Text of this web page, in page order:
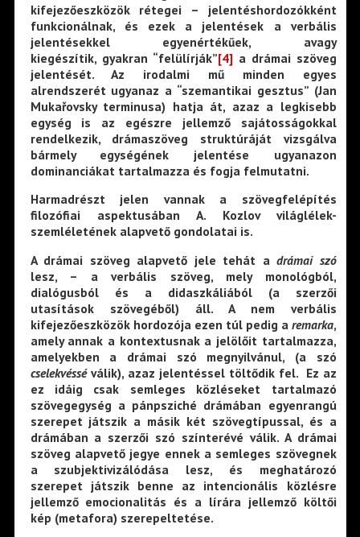
kifejezőeszközök rétegei – jelentéshordozókként
funkcionálnak, és ezek a jelentések a verbális
jelentésekkel egyenértékűek, avagy
kiegészítik, gyakran “felülírják”[4] a drámai szöveg
jelentését. Az irodalmi mű minden egyes
alrendszerét ugyanaz a “szemantikai gesztus” (Jan
Mukařovsky terminusa) hatja át, azaz a legkisebb
egység is az egészre jellemző sajátosságokkal
rendelkezik, drámaszöveg struktúráját vizsgálva
bármely egységének jelentése ugyanazon
dominanciákat tartalmazza és fogja felmutatni.
Harmadrészt jelen vannak a szövegfelépítés
filozófiai aspektusában A. Kozlov világlélek-
szemléletének alapvető gondolatai is.
A drámai szöveg alapvető jele tehát adrámai szó
lesz, – a verbális szöveg, mely monológból,
dialógusból és a didaszkáliából (a szerzői
utasítások szövegéből) áll. A nem verbális
kifejezőeszközök hordozója ezen túl pedig aremarka,
amely annak a kontextusnak a jelölőit tartalmazza,
amelyekben a drámai szó megnyilvánul, (a szó
cselekvéssé válik), azaz jelentéssel töltődik fel. Ez az
ez idáig csak semleges közléseket tartalmazó
szövegegység a pánpsziché drámában egyenrangú
szerepet játszik a másik két szövegtípussal, és a
drámában a szerzői szó színterévé válik. A drámai
szöveg alapvető jegye ennek a semleges szövegnek
a szubjektivizálódása lesz, és meghatározó
szerepet játszik benne az intencionális közlésre
jellemző emocionalitás és a lírára jellemző költői
kép (metafora) szerepeltetése.